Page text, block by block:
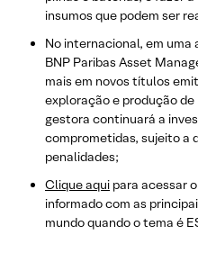
insumos que podem ser
No internacional, em
BNP Paribas Asset
mais em novos títulos
exploração e produção
gestora continuará a
comprometidas, sujeito a
penalidades;
Clique aqui para acessar
informado com as
mundo quando o tema é